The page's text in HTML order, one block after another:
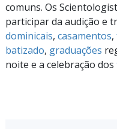
comuns. Os
participar da audição e
dominicais, casamentos,
batizado, graduações
noite e a celebração dos